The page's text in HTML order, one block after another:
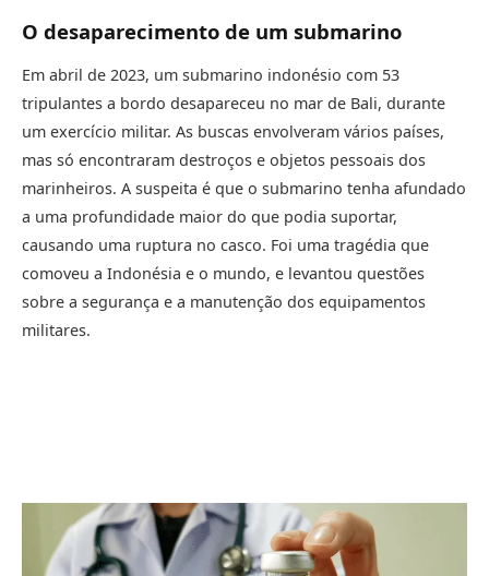
O desaparecimento de um submarino
Em abril de 2023, um submarino indonésio com 53
tripulantes a bordo desapareceu no mar de Bali, durante
um exercício militar. As buscas envolveram vários países,
mas só encontraram destroços e objetos pessoais dos
marinheiros. A suspeita é que o submarino tenha afundado
a uma profundidade maior do que podia suportar,
causando uma ruptura no casco. Foi uma tragédia que
comoveu a Indonésia e o mundo, e levantou questões
sobre a segurança e a manutenção dos equipamentos
militares.